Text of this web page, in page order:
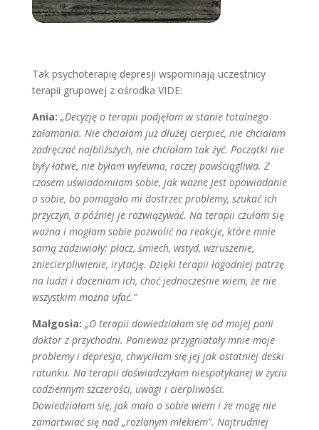
Tak psychoterapię depresji wspominają uczestnicy
terapii grupowej z ośrodka VIDE:
Ania: „Decyzję o terapii podjęłam w stanie totalnego
załamania. Nie chciałam już dłużej cierpieć, nie chcia­łam
zadręczać najbliższych, nie chcia­łam tak żyć. Początki nie
były łatwe, nie byłam wylewna, raczej powściągli­wa. Z
czasem uświadomiłam sobie, jak ważne jest opowiadanie
o sobie, bo po­magało mi dostrzec problemy, szukać ich
przyczyn, a później je rozwiązywać. Na terapii czułam się
ważna i mogłam sobie pozwolić na reakcje, które mnie
samą zadziwiały: płacz, śmiech, wstyd, wzruszenie,
zniecierpliwienie, irytację. Dzięki terapii łagodniej patrzę
na lu­dzi i doceniam ich, choć jednocześnie wiem, że nie
wszystkim można ufać.”
Małgosia: „O terapii dowiedziałam się od mojej pani
doktor z przychod­ni. Ponieważ przygniatały mnie moje
problemy i depresja, chwyciłam się jej jak ostatniej deski
ratunku. Na terapii doświadczyłam niespotykanej w życiu
codziennym szczerości, uwagi i cierpli­wości.
Dowiedziałam się, jak mało o so­bie wiem i że mogę nie
zamartwiać się nad „rozlanym mlekiem”. Najtrudniej